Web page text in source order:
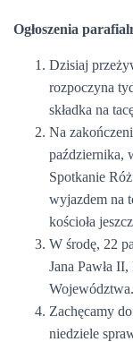
Ogłoszenia
Dzisiaj
rozpoczyna
składka na
Na
października,
Spotkanie
wyjazdem na
kościoła
W środę, 22
Jana Pawła
Województwa.
Zachęcamy
niedziele